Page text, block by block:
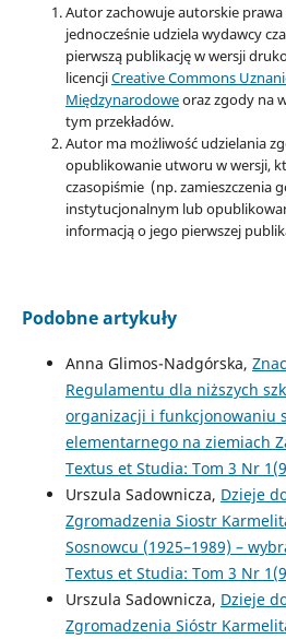
Autor zachowuje autorskie
jednocześnie udziela wydawcy
pierwszą publikację w wersji
licencjiCreative Commons
Międzynarodoweoraz zgody na
tym przekładów.
Autor ma możliwość udzielania
opublikowanie utworu w wersji,
czasopiśmie (np. zamieszczenia
instytucjonalnym lub
informacją o jego pierwszej
Podobne artykuły
Anna Glimos-Nadgórska,
Regulamentu dla niższych
organizacji i funkcjonowaniu
elementarnego na ziemiach
Textus et Studia: Tom 3 Nr
Urszula Sadownicza, Dzieje
Zgromadzenia Siostr
Sosnowcu (1925–1989) –
Textus et Studia: Tom 3 Nr
Urszula Sadownicza, Dzieje
Zgromadzenia Sióstr